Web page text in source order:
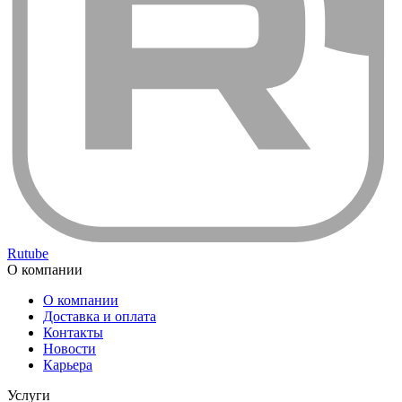
Rutube
О компании
О компании
Доставка и оплата
Контакты
Новости
Карьера
Услуги